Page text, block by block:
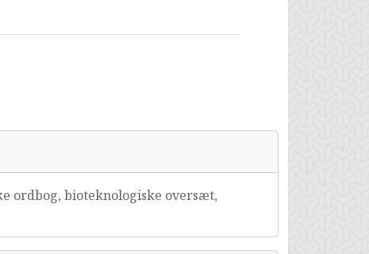
ordbog, bioteknologiske oversæt,